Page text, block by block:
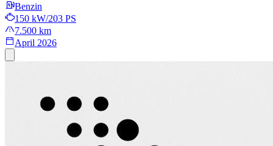
Benzin
150 kW/203 PS
7.500 km
April 2026